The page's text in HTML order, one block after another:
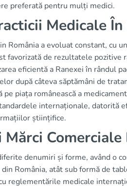
preferată pentru mulți medici.
Medicale În
România a evoluat constant, cu
favorizată de rezultatele
eficientă a Ranexei în rândul
după câteva săptămâni de
piața românească a
internaționale, datorită
științifice.
Comerciale
denumiri și forme, având o
România, atât sub formă de
reglementările medicale